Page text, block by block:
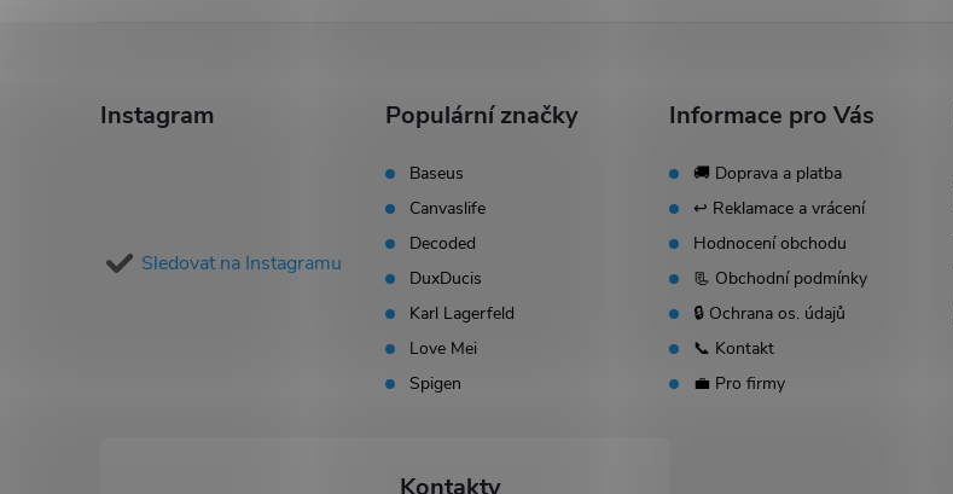
ý
s
Instagram
Sledovat na Instagramu
Populární značky
Baseus
Canvaslife
Decoded
DuxDucis
Karl Lagerfeld
Love Mei
Spigen
Informace pro Vás
🚚 Doprava a platba
↩️ Reklamace a vrácení
Hodnocení obchodu
📃 Obchodní podmínky
🔒 Ochrana os. údajů
📞 Kontakt
💼 Pro firmy